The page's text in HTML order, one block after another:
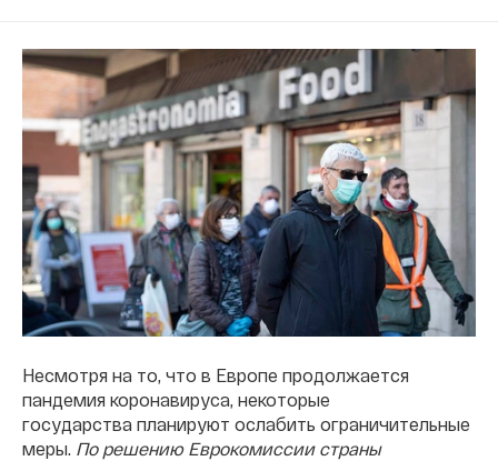
Несмотря на то, что в Европе продолжается
пандемия коронавируса, некоторые
государства планируют ослабить ограничительные
меры. По решению Еврокомиссии страны